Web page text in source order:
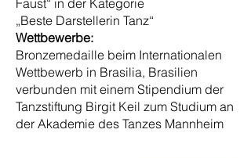
Faust“ in der Kategorie
„Beste Darstellerin Tanz“
Wettbewerbe:
Bronzemedaille beim Internationalen
Wettbewerb in Brasilia, Brasilien
verbunden mit einem Stipendium der
Tanzstiftung Birgit Keil zum Studium an
der Akademie des Tanzes Mannheim